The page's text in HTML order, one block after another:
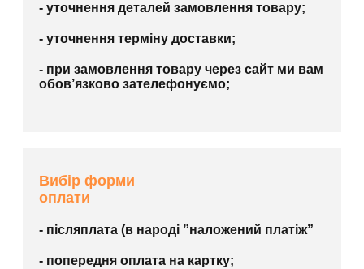
- уточнення деталей замовлення товару;
- уточнення терміну доставки;
- при замовлення товару через сайт ми вам
обов’язково зателефонуємо;
Вибір форми
оплати
- післяплата (в народі ”наложений платіж”
- попередня оплата на картку;